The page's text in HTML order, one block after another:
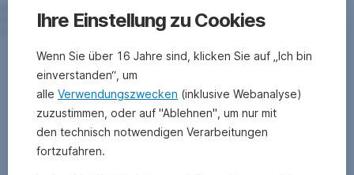
Warnhinweise
zum
Fonds
Ihre Einstellung zu Cookies
Wenn Sie über 16 Jahre sind, klicken Sie auf „Ich bin
einverstanden“, um
alle Verwendungszwecken (inklusive Webanalyse)
zuzustimmen, oder auf "Ablehnen", um nur mit
den technisch notwendigen Verarbeitungen
fortzufahren.